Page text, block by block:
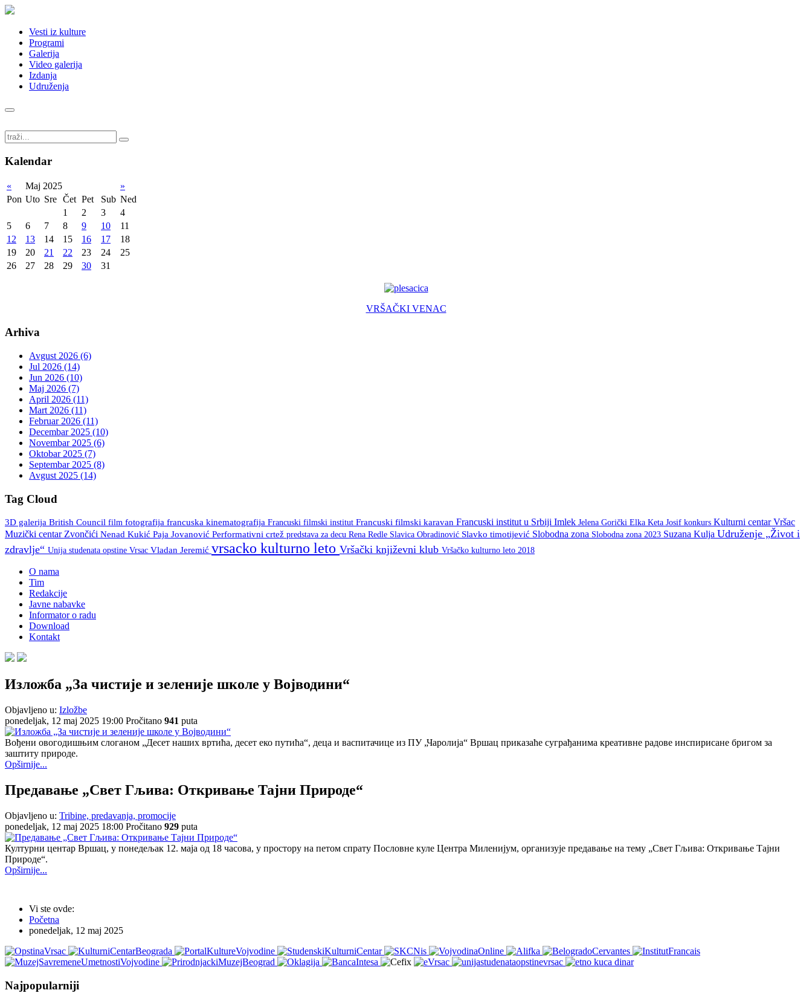
Vesti iz kulture
Programi
Galerija
Video galerija
Izdanja
Udruženja
Kalendar
« Maj 2025
»
Pon Uto Sre Čet Pet Sub Ned
1
2 3
4
5
6 7 8 9 10
11
12
13 14 15 16 17
18
19
20 21 22 23 24
25
26
27 28 29 30 31
VRŠAČKI VENAC
Arhiva
Avgust 2026 (6)
Jul 2026 (14)
Jun 2026 (10)
Maj 2026 (7)
April 2026 (11)
Mart 2026 (11)
Februar 2026 (11)
Decembar 2025 (10)
Novembar 2025 (6)
Oktobar 2025 (7)
Septembar 2025 (8)
Avgust 2025 (14)
Tag Cloud
3D galerija British Council film fotografija francuska kinematografija Francuski filmski institut Francuski filmski karavan Francuski institut u Srbiji Imlek Jelena Gorički Elka Keta Josif konkurs Kulturni centar Vršac
Muzički centar Zvončići Nenad Kukić Paja Jovanović Performativni crtež predstava za decu Rena Redle Slavica Obradinović Slavko timotijević Slobodna zona Slobodna zona 2023 Suzana Kulja Udruženje „Život i
zdravlje“ Unija studenata opstine Vrsac Vladan Jeremić vrsacko kulturno leto Vršački književni klub Vršačko kulturno leto 2018
O nama
Tim
Redakcije
Javne nabavke
Informator o radu
Download
Kontakt
Изложба „За чистије и зеленије школе у Војводини“
Objavljeno u: Izložbe
ponedeljak, 12 maj 2025 19:00 Pročitano 941 puta
Вођени овогодишњим слоганом „Десет наших вртића, десет еко путића“, деца и васпитачице из ПУ „Чаролија“ Вршац приказаће суграђанима креативне радове инспирисане бригом за
заштиту природе.
Opširnije...
Предавање „Свет Гљива: Откривање Тајни Природе“
Objavljeno u: Tribine, predavanja, promocije
ponedeljak, 12 maj 2025 18:00 Pročitano 929 puta
Културни центар Вршац, у понедељак 12. маја од 18 часова, у простору на петом спрату Пословне куле Центра Миленијум, организује предавање на тему „Свет Гљива: Откривање Тајни
Природе“.
Opširnije...
Vi ste ovde:
Početna
ponedeljak, 12 maj 2025
Najpopularniji